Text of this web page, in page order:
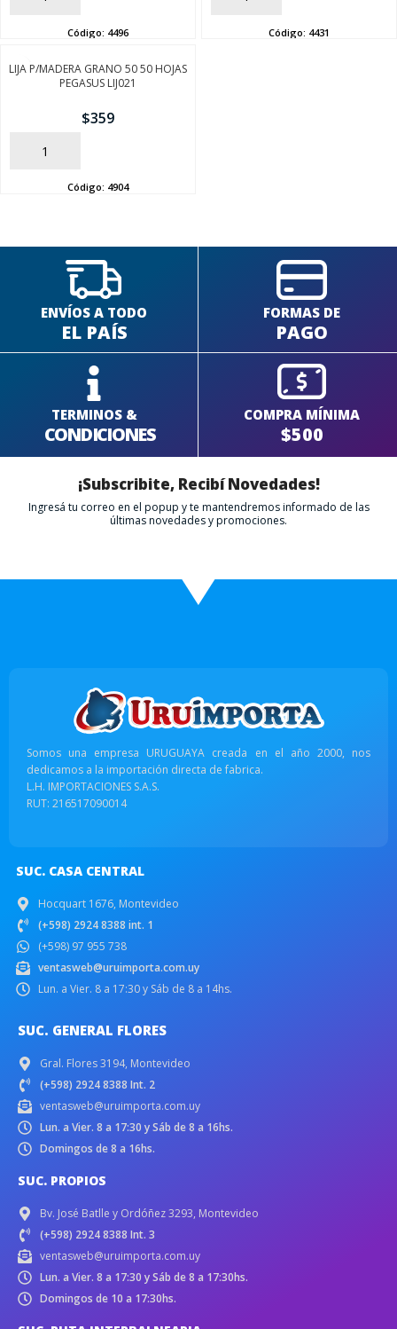
Código: 4496 Código: 4431
LIJA P/MADERA GRANO 50 50 HOJAS
PEGASUS LIJ021
$359
AÑADIR
Código: 4904
ENVÍOS A TODO
EL PAÍS
FORMAS DE
PAGO
TERMINOS &
CONDICIONES
COMPRA MÍNIMA
$500
¡Subscribite, Recibí Novedades!
Ingresá tu correo en el popup y te mantendremos informado de las
últimas novedades y promociones.
Somos una empresa URUGUAYA creada en el año 2000, nos
dedicamos a la importación directa de fabrica.
L.H. IMPORTACIONES S.A.S.
RUT: 216517090014
SUC. CASA CENTRAL
Hocquart 1676, Montevideo
(+598) 2924 8388 int. 1
(+598) 97 955 738
ventasweb@uruimporta.com.uy
Lun. a Vier. 8 a 17:30 y Sáb de 8 a 14hs.
SUC. GENERAL FLORES
Gral. Flores 3194, Montevideo
(+598) 2924 8388 Int. 2
ventasweb@uruimporta.com.uy
Lun. a Vier. 8 a 17:30 y Sáb de 8 a 16hs.
Domingos de 8 a 16hs.
SUC. PROPIOS
Bv. José Batlle y Ordóñez 3293, Montevideo
(+598) 2924 8388 Int. 3
ventasweb@uruimporta.com.uy
Lun. a Vier. 8 a 17:30 y Sáb de 8 a 17:30hs.
Domingos de 10 a 17:30hs.